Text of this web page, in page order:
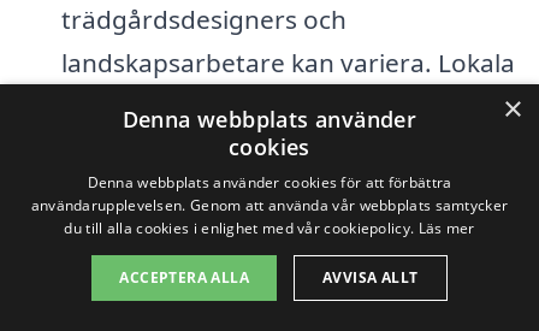
trädgårdsdesigners och
landskapsarbetare kan variera. Lokala
kostnader och den tid det tar att
slutföra arbetet är också faktorer att
beakta.
Specialiserade tjänster:Om du
behöver specifika tjänster som
×
Denna webbplats använder
cookies
Denna webbplats använder cookies för att förbättra
användarupplevelsen. Genom att använda vår webbplats samtycker
du till alla cookies i enlighet med vår cookiepolicy. Läs mer
ACCEPTERA ALLA AVVISA ALLT